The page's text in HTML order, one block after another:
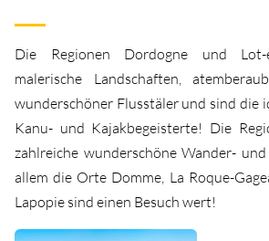
Die Regionen Dordogne und Lot-
malerische Landschaften,
wunderschöner Flusstäler und sind die
Kanu- und Kajakbegeisterte! Die
zahlreiche wunderschöne Wander-
allem die Orte Domme, La Roque-
Lapopie sind einen Besuch wert!